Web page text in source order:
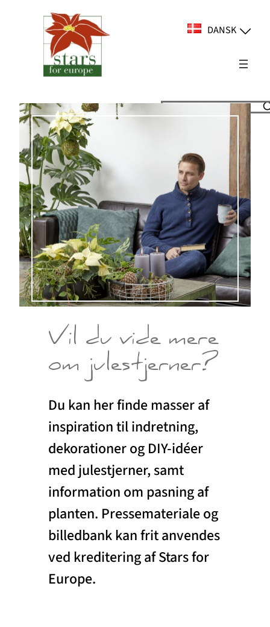
DANSK
Suchen
Vil du vide mere
om julestjerner?
Du kan her finde masser af
inspiration til indretning,
dekorationer og DIY-idéer
med julestjerner, samt
information om pasning af
planten. Pressemateriale og
billedbank kan frit anvendes
ved kreditering af Stars for
Europe.